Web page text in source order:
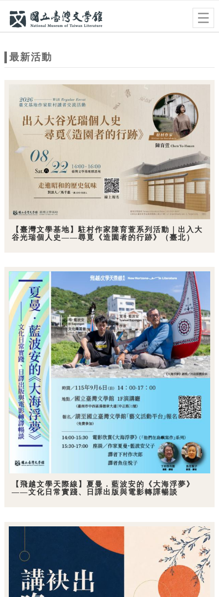
站最新活動
【臺灣文學基地】駐村作家陳育萱系列活動｜出入大
谷光瑞個人史——尋覓《造園者的行跡》（臺北）
【飛越文學天際線】夏曼．藍波安的《大海浮夢》
——文化日常實踐、日譯出版與電影轉譯暢談